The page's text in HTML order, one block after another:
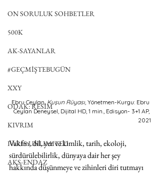
ON SORULUK SOHBETLER
500K
AK-SAYANLAR
#GEÇMİŞTEBUGÜN
XXY
ODAK: RESİM
KIVRIM
PARIS UNLIMITED
AKS-ENDAZ
Ebru Ceylan, Kuşun Rüyası, Yönetmen-Kurgu: Ebru
Ceylan Deneysel, Dijital HD, 1 min., Edisyon- 3+1 AP,
2021
Vakfın, dil, yer ve kimlik, tarih, ekoloji,
sürdürülebilirlik, dünyaya dair her şey
hakkında düşünmeye ve zihinleri diri tutmayı